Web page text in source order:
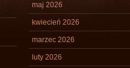
maj 2026
kwiecień 2026
marzec 2026
luty 2026